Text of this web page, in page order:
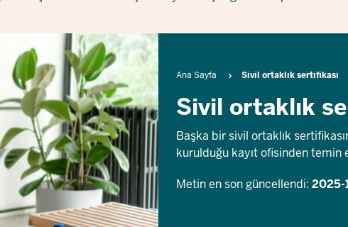
Breadcrumb
Ana Sayfa Sivil ortaklık sertifikası
Sivil ortaklık
Başka bir sivil ortaklık
kurulduğu kayıt ofisinden temin
Metin en son güncellendi:2025-